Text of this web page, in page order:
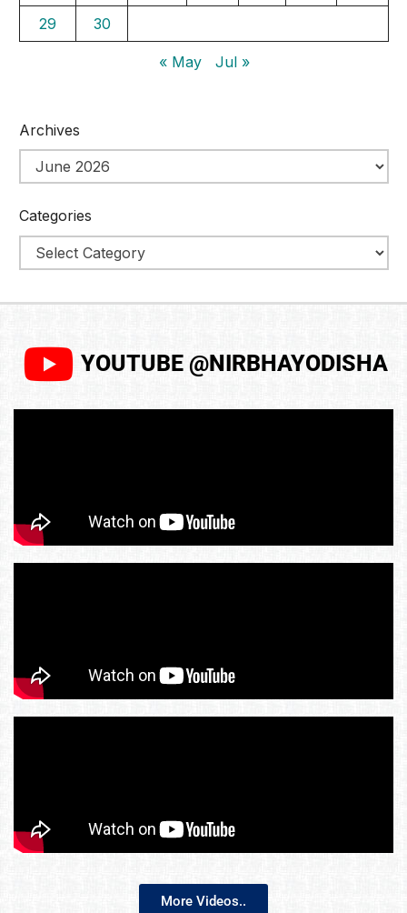
29
30
« May Jul »
Archives
Categories
YOUTUBE @NIRBHAYODISHA
More Videos..